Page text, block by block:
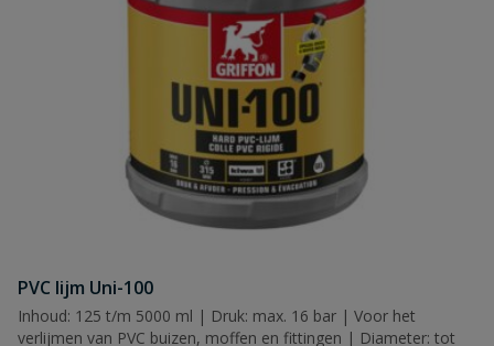
PVC lijm Uni-100
Inhoud: 125 t/m 5000 ml | Druk: max. 16 bar | Voor het
verlijmen van PVC buizen, moffen en fittingen | Diameter: tot